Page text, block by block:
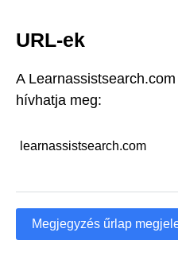
URL-ek
A
hívhatja meg:
learnassistsearch.com
Megjegyzés űrlap